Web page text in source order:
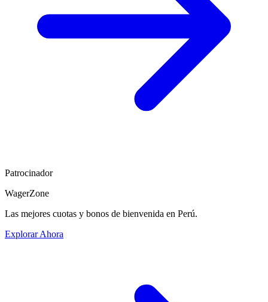
Patrocinador
WagerZone
Las mejores cuotas y bonos de bienvenida en Perú.
Explorar Ahora